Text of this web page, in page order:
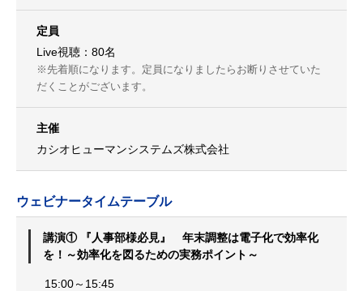
定員
Live視聴：80名
※先着順になります。定員になりましたらお断りさせていた
だくことがございます。
主催
カシオヒューマンシステムズ株式会社
ウェビナータイムテーブル
講演① 『人事部様必見』 年末調整は電子化で効率化
を！～効率化を図るための実務ポイント～
15:00～15:45